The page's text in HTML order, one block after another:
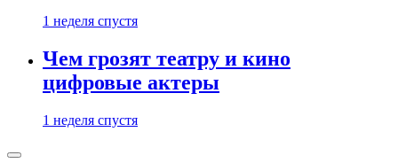
1 неделя спустя
Чем грозят театру и кино
цифровые актеры
1 неделя спустя